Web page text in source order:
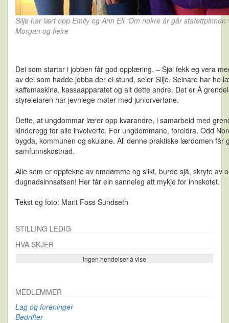
Silje har lært opp Emily og Ann Eli. Om nokre år går
Morgan og fleire
Dei som startar i jobben får god opplæring. – Sjøl fekk eg vera
av dei som hadde jobba der ei stund, seier Silje. Seinare har ho
kaffemaskina, kassaapparatet og alt dette andre. Det er Å
styreleiaren har jevnlege møter med juniorvertane.
Dette, at ungdommar lærer opp kvarandre, i samarbeid med
kinderegg for alle involverte. For ungdommane, foreldra, Odd
bygda, kommunen og skulane. All denne praktiske lærdomen får
samfunnskostnad.
Alle som er opptekne av omdømme og slikt, burde sjå, skryte av
dugnadsinnsatsen! Her får ein sanneleg att mykje for innskotet.
Tekst og foto: Marit Foss Sundseth
STILLING LEDIG
HVA SKJER
Ingen hendelser å vise
Se flere…
MEDLEMMER
Lag og foreninger
Bedrifter